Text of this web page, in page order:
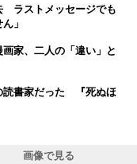
ラストメッセージでも
」
家、二人の「違い」と
読書家だった 『死ぬほ
画像で見る